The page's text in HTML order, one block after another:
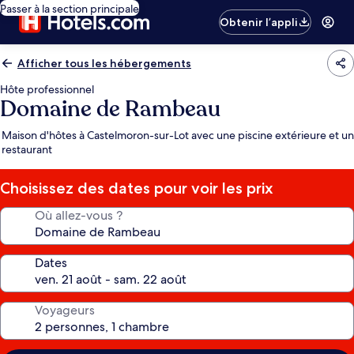
Passer à la section principale
Obtenir l’appli
Afficher tous les hébergements
Hôte professionnel
Domaine de Rambeau
Maison d'hôtes à Castelmoron-sur-Lot avec une piscine extérieure et un
restaurant
Choisissez des dates pour voir les prix
Où allez-vous ?
Dates
Voyageurs